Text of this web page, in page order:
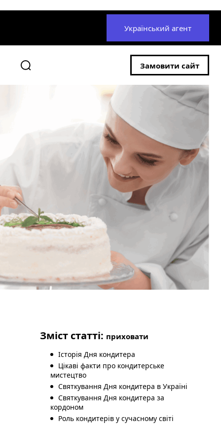
Український агент
Замовити сайт
Зміст статті: приховати
Історія Дня кондитера
Цікаві факти про кондитерське
мистецтво
Святкування Дня кондитера в Україні
Святкування Дня кондитера за
кордоном
Роль кондитерів у сучасному світі